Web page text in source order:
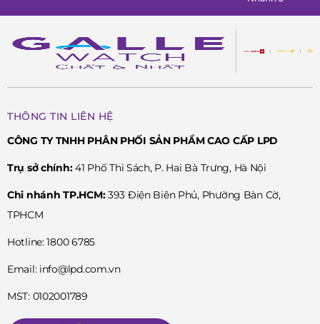
THÔNG TIN LIÊN HỆ
CÔNG TY TNHH PHÂN PHỐI SẢN PHẨM CAO CẤP LPD
Trụ sở chính:41 Phố Thi Sách, P. Hai Bà Trưng, Hà Nội
Chi nhánh TP.HCM:393 Điện Biên Phủ, Phường Bàn Cờ,
TPHCM
Hotline: 1800 6785
Email: info@lpd.com.vn
MST: 0102001789